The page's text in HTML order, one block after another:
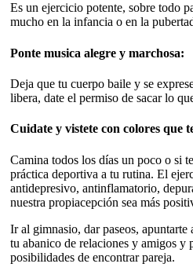
Es un ejercicio potente, sobre todo
mucho en la infancia o en la
Ponte musica alegre y marchosa:
Deja que tu cuerpo baile y se
libera, date el permiso de sacar lo
Cuidate y vistete con colores que
Camina todos los días un poco o si
práctica deportiva a tu rutina. El
antidepresivo, antinflamatorio,
nuestra propiacepción sea más
Ir al gimnasio, dar paseos,
tu abanico de relaciones y amigos y
posibilidades de encontrar pareja.